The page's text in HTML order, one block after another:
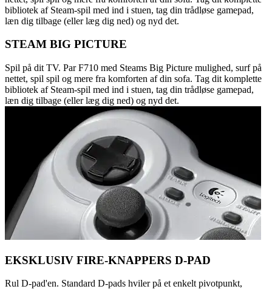
bibliotek af Steam-spil med ind i stuen, tag din trådløse gamepad,
læn dig tilbage (eller læg dig ned) og nyd det.
STEAM BIG PICTURE
Spil på dit TV. Par F710 med Steams Big Picture mulighed, surf på
nettet, spil spil og mere fra komforten af din sofa. Tag dit komplette
bibliotek af Steam-spil med ind i stuen, tag din trådløse gamepad,
læn dig tilbage (eller læg dig ned) og nyd det.
EKSKLUSIV FIRE-KNAPPERS D-PAD
Rul D-pad'en. Standard D-pads hviler på et enkelt pivotpunkt,